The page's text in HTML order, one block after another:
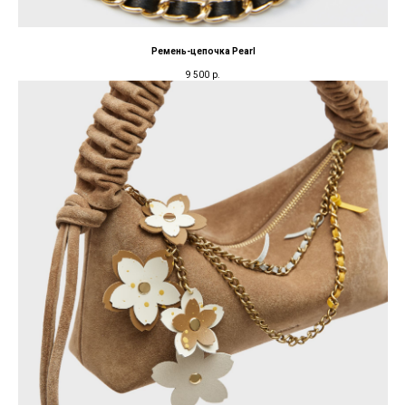
Ремень-цепочка Pearl
9 500 р.